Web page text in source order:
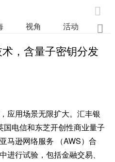

视角 活动 业

，含量子密钥分发
应用场景无限扩大。汇丰银
电信和东芝开创性商业量子
马逊网络服务 （AWS）合
进行试验，包括金融交易、